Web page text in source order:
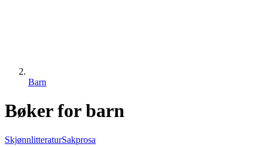
Barn
Bøker for barn
SkjønnlitteraturSakprosa